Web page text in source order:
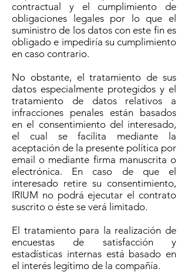
contractual y el cumplimiento de
obligaciones legales por lo que el
suministro de los datos con este fin es
obligado e impediría su cumplimiento
en caso contrario.
No obstante, el tratamiento de sus
datos especialmente protegidos y el
tratamiento de datos relativos a
infracciones penales están basados
en el consentimiento del interesado,
el cual se facilita mediante la
aceptación de la presente política por
email o mediante firma manuscrita o
electrónica. En caso de que el
interesado retire su consentimiento,
IRIUM no podrá ejecutar el contrato
suscrito o éste se verá limitado.
El tratamiento para la realización de
encuestas de satisfacción y
estadísticas internas está basado en
el interés legítimo de la compañía.